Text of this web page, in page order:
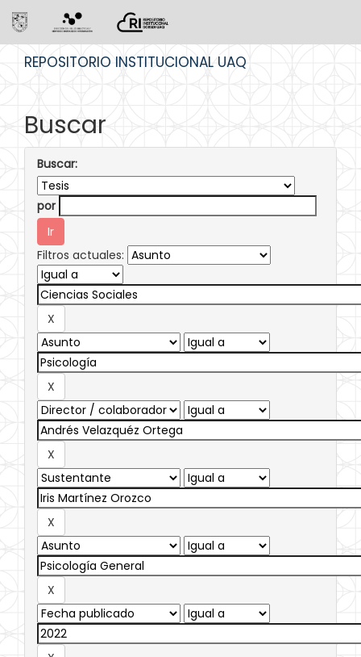
REPOSITORIO INSTITUCIONAL UAQ
Buscar
Buscar:
por
Filtros actuales: